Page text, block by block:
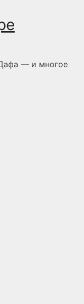
— и многое